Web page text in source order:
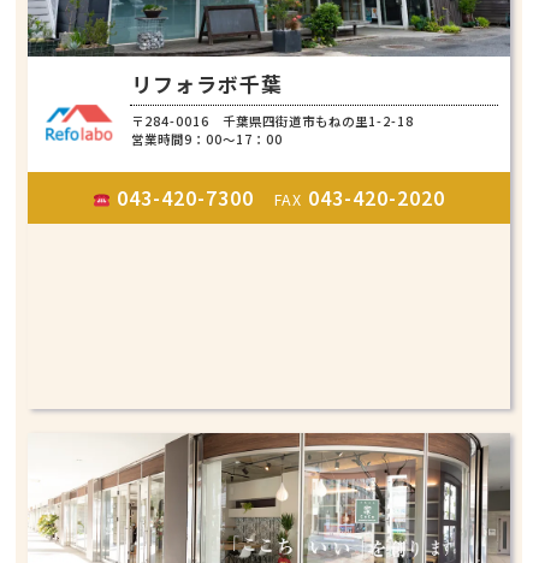
リフォラボ千葉
〒284-0016 千葉県四街道市もねの里1-2-18
営業時間9：00～17：00
043-420-7300FAX 043-420-2020